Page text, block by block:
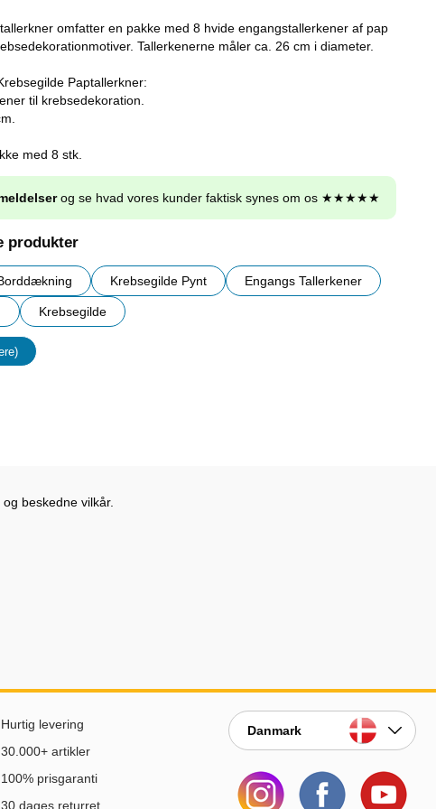
omfatter en pakke med 8 hvide engangstallerkener af pap
Tallerkenerne måler ca. 26 cm i diameter.
Paptallerkner:
til krebsedekoration.
med 8 stk.
og se hvad vores kunder faktisk synes om os ★★★★★
produkter
Krebsegilde Pynt Engangs Tallerkener
Krebsegilde
beskedne vilkår.
Hurtig levering
30.000+ artikler
100% prisgaranti
30 dages returret
Danmark